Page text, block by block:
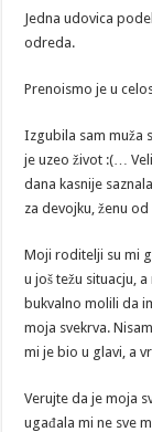
Jedna udovica
odreda.
Prenoismo je u
Izgubila sam muža
je uzeo život :(…
dana kasnije
za devojku, ženu
Moji roditelji su mi
u još težu situacju,
bukvalno molili da
moja svekrva.
mi je bio u glavi, a
Verujte da je moja
ugađala mi ne sve